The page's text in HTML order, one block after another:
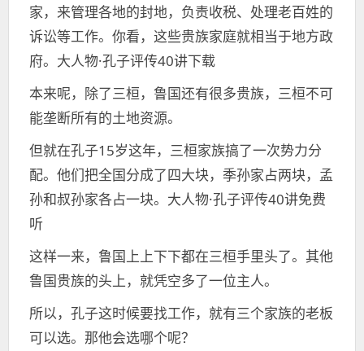
家，来管理各地的封地，负责收税、处理老百姓的
诉讼等工作。你看，这些贵族家庭就相当于地方政
府。大人物·孔子评传40讲下载
本来呢，除了三桓，鲁国还有很多贵族，三桓不可
能垄断所有的土地资源。
但就在孔子15岁这年，三桓家族搞了一次势力分
配。他们把全国分成了四大块，季孙家占两块，孟
孙和叔孙家各占一块。大人物·孔子评传40讲免费
听
这样一来，鲁国上上下下都在三桓手里头了。其他
鲁国贵族的头上，就凭空多了一位主人。
所以，孔子这时候要找工作，就有三个家族的老板
可以选。那他会选哪个呢？